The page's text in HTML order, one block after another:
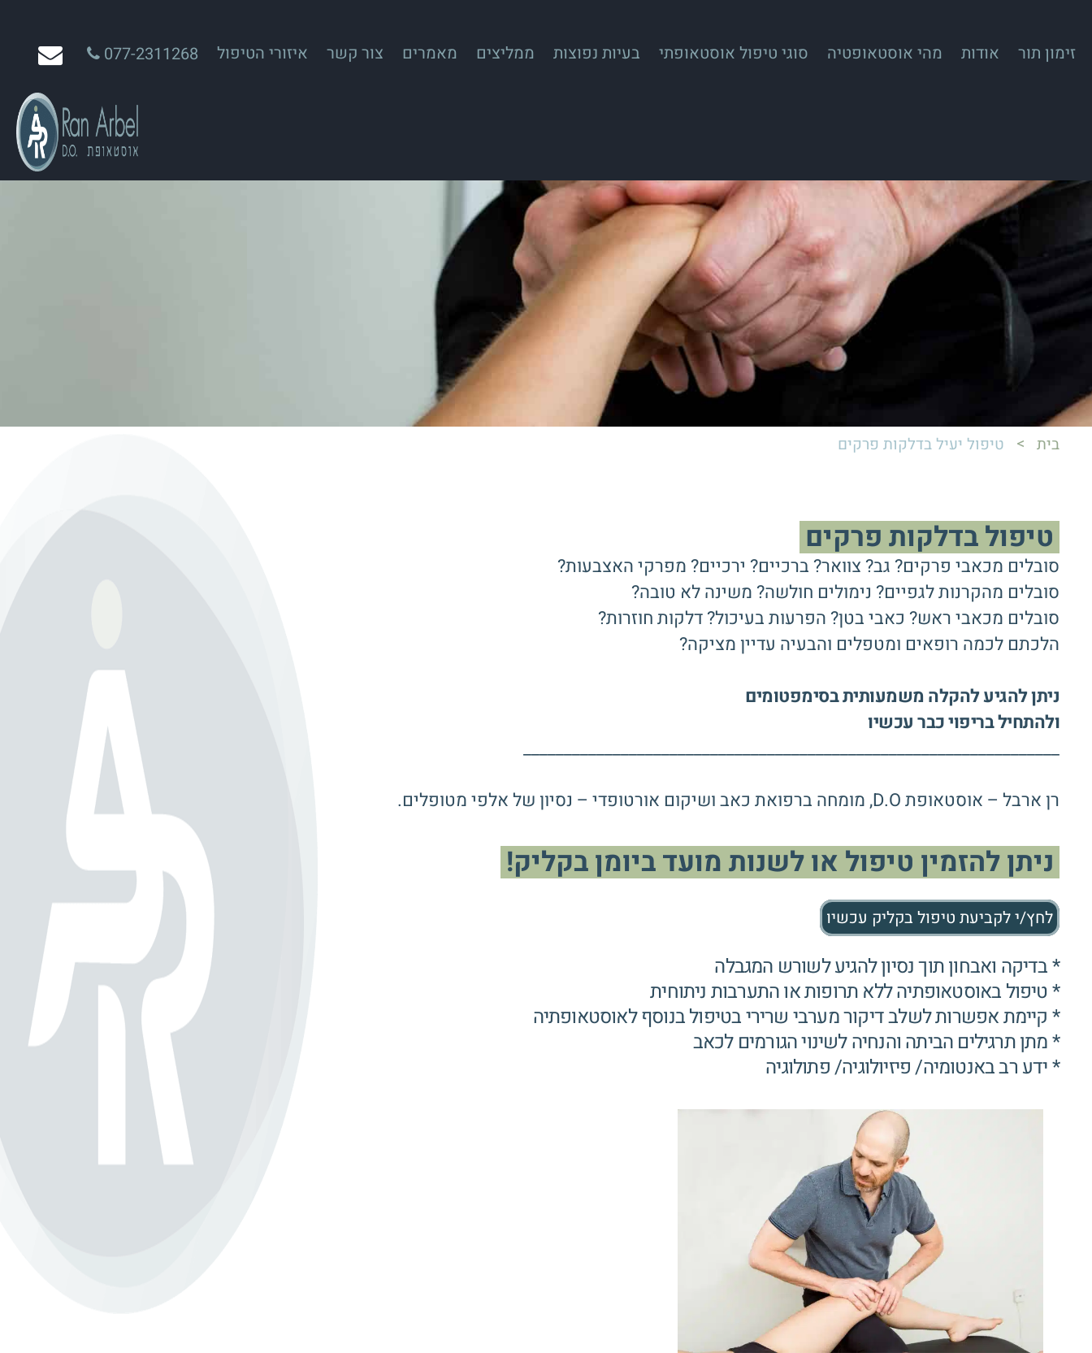
זימון תור אודות מהי אוסטאופטיה סוגי טיפול אוסטאופתי בעיות נפוצות ממליצים מאמרים צור קשר איזורי הטיפול 077-2311268
בית > טיפול יעיל בדלקות פרקים
טיפול בדלקות פרקים
סובלים מכאבי פרקים? גב? צוואר? ברכיים? ירכיים? מפרקי האצבעות?
סובלים מהקרנות לגפיים? נימולים חולשה? משינה לא טובה?
סובלים מכאבי ראש? כאבי בטן? הפרעות בעיכול? דלקות חוזרות?
הלכתם לכמה רופאים ומטפלים והבעיה עדיין מציקה?
ניתן להגיע להקלה משמעותית בסימפטומים
ולהתחיל בריפוי כבר עכשיו
__________________________________________________________________
רן ארבל – אוסטאופת D.O, מומחה ברפואת כאב ושיקום אורטופדי – נסיון של אלפי מטופלים.
ניתן להזמין טיפול או לשנות מועד ביומן בקליק!
לחץ/י לקביעת טיפול בקליק עכשיו
* בדיקה ואבחון תוך נסיון להגיע לשורש המגבלה
* טיפול באוסטאופתיה ללא תרופות או התערבות ניתוחית
* קיימת אפשרות לשלב דיקור מערבי שרירי בטיפול בנוסף לאוסטאופתיה
* מתן תרגילים הביתה והנחיה לשינוי הגורמים לכאב
* ידע רב באנטומיה/ פיזיולוגיה/ פתולוגיה